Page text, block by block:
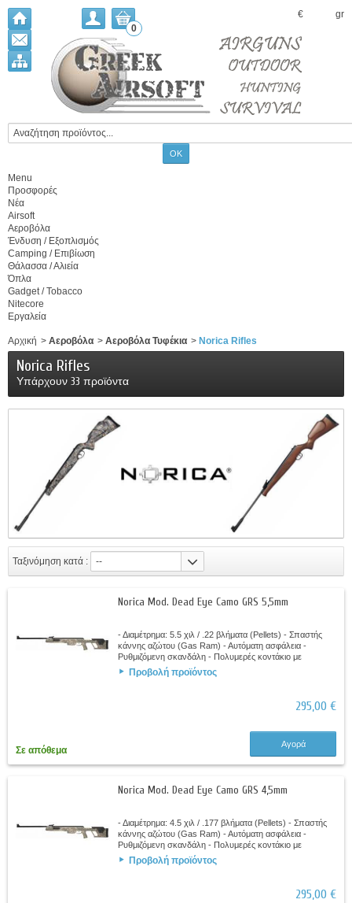
0
€ gr
Menu
Προσφορές
Νέα
Airsoft
Αεροβόλα
Ένδυση / Εξοπλισμός
Camping / Επιβίωση
Θάλασσα / Αλιεία
Όπλα
Gadget / Tobacco
Nitecore
Εργαλεία
Αρχική > Αεροβόλα > Αεροβόλα Τυφέκια > Norica Rifles
Norica Rifles
Υπάρχουν 33 προϊόντα
Ταξινόμηση κατά : --
Norica Mod. Dead Eye Camo GRS 5,5mm
- Διαμέτρημα: 5.5 χιλ / .22 βλήματα (Pellets) - Σπαστής
κάννης αζώτου (Gas Ram) - Αυτόματη ασφάλεια -
Ρυθμιζόμενη σκανδάλη - Πολυμερές κοντάκιο με
ρυθμιζόμενο μάγουλο - Φινίρισμα ψηφιακής...
Προβολή προϊόντος
295,00 €
Σε απόθεμα
Αγορά
Norica Mod. Dead Eye Camo GRS 4,5mm
- Διαμέτρημα: 4.5 χιλ / .177 βλήματα (Pellets) - Σπαστής
κάννης αζώτου (Gas Ram) - Αυτόματη ασφάλεια -
Ρυθμιζόμενη σκανδάλη - Πολυμερές κοντάκιο με
ρυθμιζόμενο μάγουλο - Φινίρισμα ψηφιακής...
Προβολή προϊόντος
295,00 €